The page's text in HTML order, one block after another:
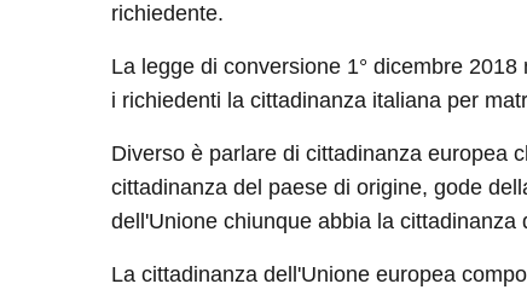
richiedente.
La legge di conversione 1° dicembre
i richiedenti la cittadinanza italiana per
Diverso è parlare di cittadinanza europea
cittadinanza del paese di origine, gode
dell'Unione chiunque abbia la cittadinanza
La cittadinanza dell'Unione europea